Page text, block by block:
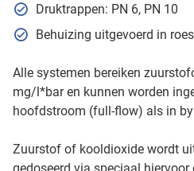
Druktrappen: PN 6, PN 10
Behuizing uitgevoerd in
Alle systemen bereiken
mg/l*bar en kunnen worden
hoofdstroom (full-flow) als in
Zuurstof of kooldioxide wordt